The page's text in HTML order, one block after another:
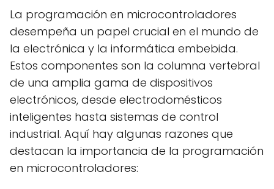
La programación en microcontroladores
desempeña un papel crucial en el mundo de
la electrónica y la informática embebida.
Estos componentes son la columna vertebral
de una amplia gama de dispositivos
electrónicos, desde electrodomésticos
inteligentes hasta sistemas de control
industrial. Aquí hay algunas razones que
destacan la importancia de la programación
en microcontroladores: